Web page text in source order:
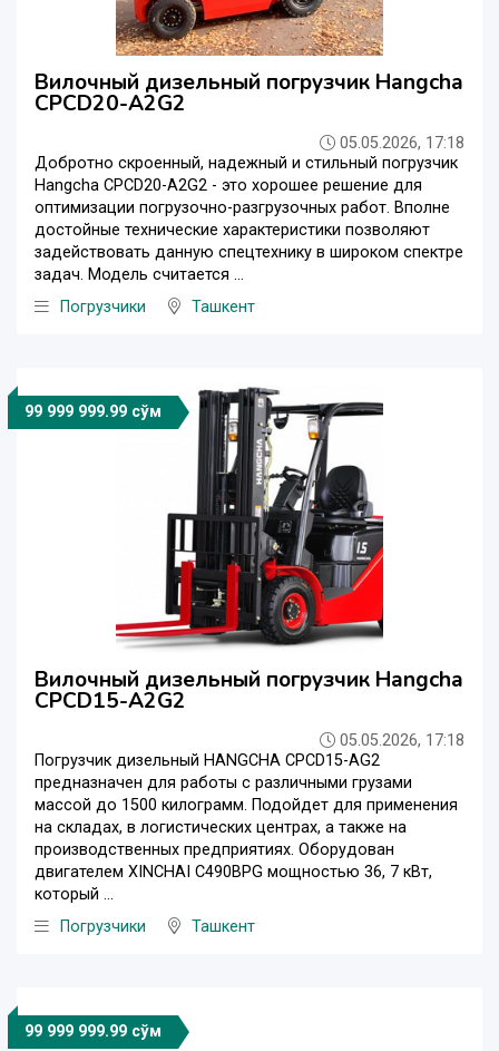
Вилочный дизельный погрузчик Hangcha
CPCD20-A2G2
05.05.2026, 17:18
Добротно скроенный, надежный и стильный погрузчик
Hangcha CPCD20-A2G2 - это хорошее решение для
оптимизации погрузочно-разгрузочных работ. Вполне
достойные технические характеристики позволяют
задействовать данную спецтехнику в широком спектре
задач. Модель считается ...
Погрузчики
Ташкент
99 999 999.99 сўм
Вилочный дизельный погрузчик Hangcha
CPCD15-A2G2
05.05.2026, 17:18
Погрузчик дизельный HANGCHA CPCD15-AG2
предназначен для работы с различными грузами
массой до 1500 килограмм. Подойдет для применения
на складах, в логистических центрах, а также на
производственных предприятиях. Оборудован
двигателем XINCHAI C490BPG мощностью 36, 7 кВт,
который ...
Погрузчики
Ташкент
99 999 999.99 сўм